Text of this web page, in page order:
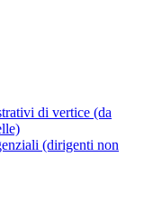
di vertice (da
(dirigenti non